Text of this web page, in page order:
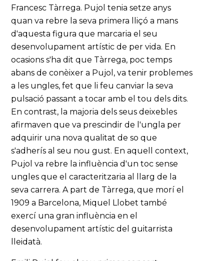
Francesc Tàrrega. Pujol tenia setze anys
quan va rebre la seva primera lliçó a mans
d'aquesta figura que marcaria el seu
desenvolupament artístic de per vida. En
ocasions s'ha dit que Tàrrega, poc temps
abans de conèixer a Pujol, va tenir problemes
a les ungles, fet que li feu canviar la seva
pulsació passant a tocar amb el tou dels dits.
En contrast, la majoria dels seus deixebles
afirmaven que va prescindir de l'ungla per
adquirir una nova qualitat de so que
s'adherís al seu nou gust. En aquell context,
Pujol va rebre la influència d'un toc sense
ungles que el caracteritzaria al llarg de la
seva carrera. A part de Tàrrega, que morí el
1909 a Barcelona, Miquel Llobet també
exercí una gran influència en el
desenvolupament artístic del guitarrista
lleidatà.